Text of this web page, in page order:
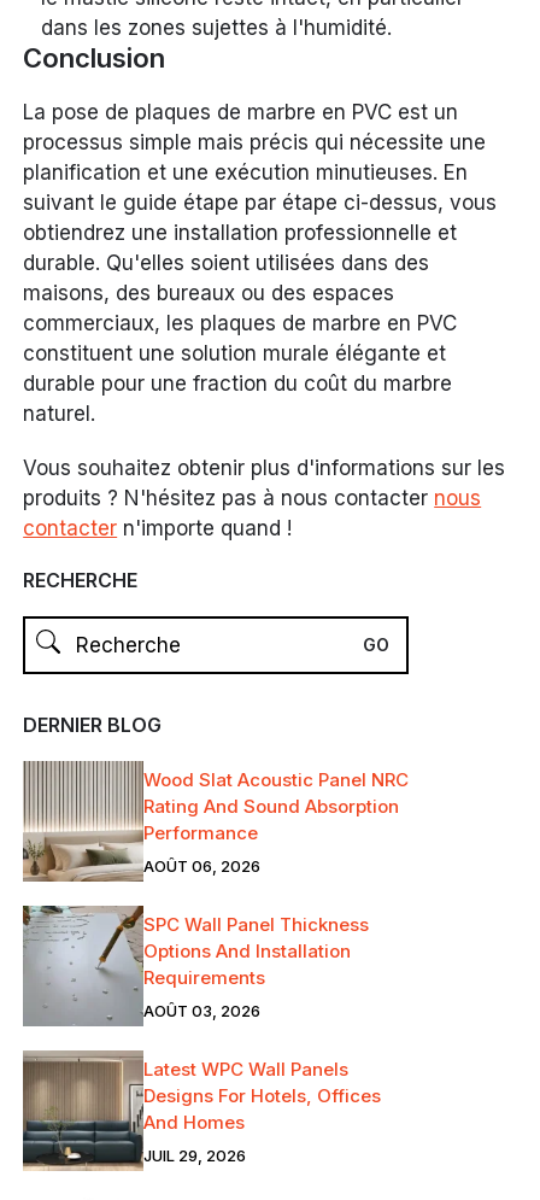
dans les zones sujettes à l'humidité.
Conclusion
La pose de plaques de marbre en PVC est un
processus simple mais précis qui nécessite une
planification et une exécution minutieuses. En
suivant le guide étape par étape ci-dessus, vous
obtiendrez une installation professionnelle et
durable. Qu'elles soient utilisées dans des
maisons, des bureaux ou des espaces
commerciaux, les plaques de marbre en PVC
constituent une solution murale élégante et
durable pour une fraction du coût du marbre
naturel.
Vous souhaitez obtenir plus d'informations sur les
produits ? N'hésitez pas à nous contacter nous
contacter n'importe quand !
RECHERCHE
DERNIER BLOG
Wood Slat Acoustic Panel NRC
Rating And Sound Absorption
Performance
AOÛT 06, 2026
SPC Wall Panel Thickness
Options And Installation
Requirements
AOÛT 03, 2026
Latest WPC Wall Panels
Designs For Hotels, Offices
And Homes
JUIL 29, 2026